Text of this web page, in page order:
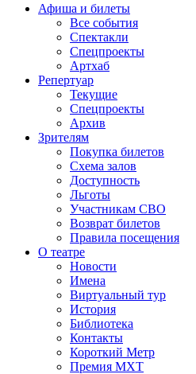
Афиша и билеты
Все события
Спектакли
Спецпроекты
Артхаб
Репертуар
Текущие
Спецпроекты
Архив
Зрителям
Покупка билетов
Схема залов
Доступность
Льготы
Участникам СВО
Возврат билетов
Правила посещения
О театре
Новости
Имена
Виртуальный тур
История
Библиотека
Контакты
Короткий Метр
Премия МХТ